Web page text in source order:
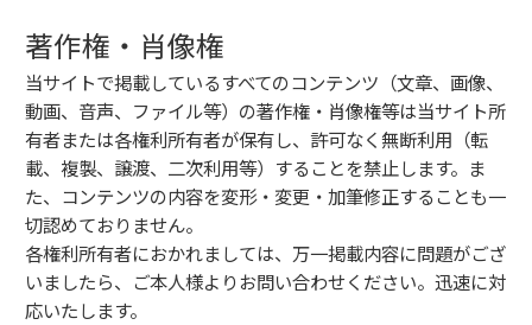
著作権・肖像権
当サイトで掲載しているすべてのコンテンツ（文章、画像、
動画、音声、ファイル等）の著作権・肖像権等は当サイト所
有者または各権利所有者が保有し、許可なく無断利用（転
載、複製、譲渡、二次利用等）することを禁止します。ま
た、コンテンツの内容を変形・変更・加筆修正することも一
切認めておりません。
各権利所有者におかれましては、万一掲載内容に問題がござ
いましたら、ご本人様よりお問い合わせください。迅速に対
応いたします。